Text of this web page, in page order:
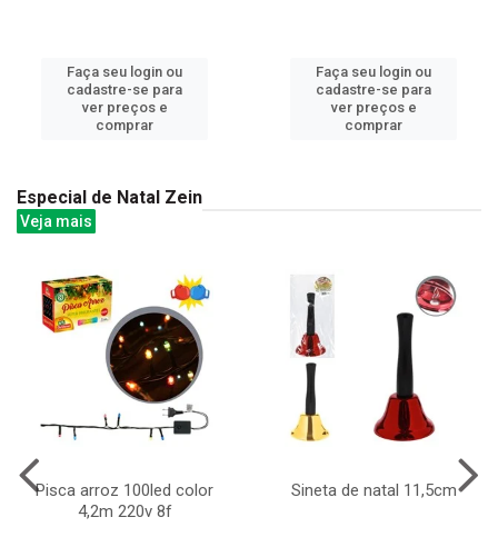
Faça seu login ou
cadastre-se para
ver preços e
comprar
Faça seu login ou
cadastre-se para
ver preços e
comprar
Especial de Natal Zein
Veja mais
Pisca arroz 100led color
4,2m 220v 8f
Sineta de natal 11,5cm